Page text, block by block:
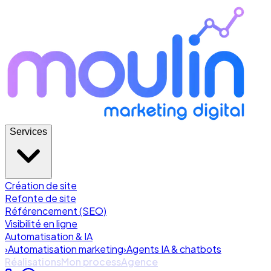
Services
Création de site
Refonte de site
Référencement (SEO)
Visibilité en ligne
Automatisation & IA
›Automatisation marketing›Agents IA & chatbots
RéalisationsMon processAgence